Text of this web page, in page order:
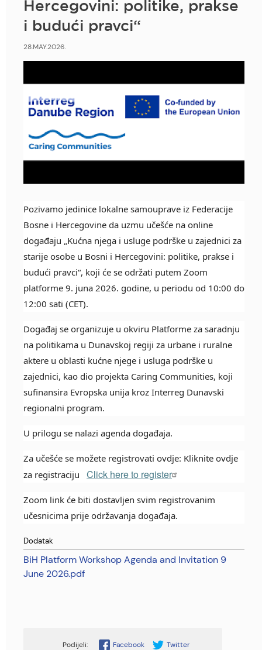
Hercegovini: politike, prakse
i budući pravci“
28.MAY.2026.
Pozivamo jedinice lokalne samouprave iz Federacije
Bosne i Hercegovine da uzmu učešće na online
događaju „Kućna njega i usluge podrške u zajednici za
starije osobe u Bosni i Hercegovini: politike, prakse i
budući pravci“, koji će se održati putem Zoom
platforme 9. juna 2026. godine, u periodu od 10:00 do
12:00 sati (CET).
Događaj se organizuje u okviru Platforme za saradnju
na politikama u Dunavskoj regiji za urbane i ruralne
aktere u oblasti kućne njege i usluga podrške u
zajednici, kao dio projekta Caring Communities, koji
sufinansira Evropska unija kroz Interreg Dunavski
regionalni program.
U prilogu se nalazi agenda događaja.
Za učešće se možete registrovati ovdje: Kliknite ovdje
za registraciju
Click here to register
Zoom link će biti dostavljen svim registrovanim
učesnicima prije održavanja događaja.
Dodatak
BiH Platform Workshop Agenda and Invitation 9
June 2026.pdf
Facebook Twitter